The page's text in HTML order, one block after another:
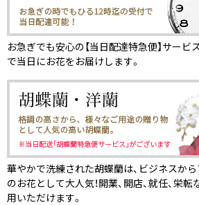
お急ぎでも安心の【当日配達特急便】サービ
で当日にお花をお届けします。
華やかで洗練された胡蝶蘭は、ビジネスか
のお花として大人気！開業、開店、就任、栄
用いただけます。